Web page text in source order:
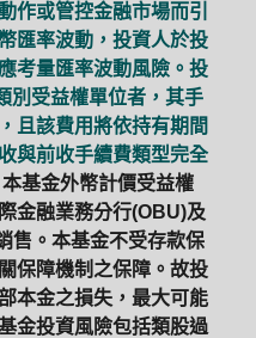
作或管控金融市場而引
匯率波動，投資人於投
考量匯率波動風險。投
別受益權單位者，其手
且該費用將依持有期間
與前收手續費類型完全
本基金外幣計價受益權
金融業務分行(OBU)及
售。本基金不受存款保
保障機制之保障。故投
本金之損失，最大可能
金投資風險包括類股過